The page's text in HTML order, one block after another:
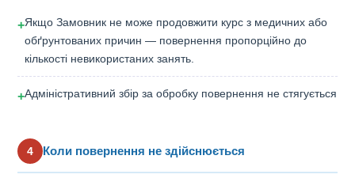
+Якщо Замовник не може продовжити курс з медичних або
обґрунтованих причин — повернення пропорційно до
кількості невикористаних занять.
+Адміністративний збір за обробку повернення не стягується
4 Коли повернення не здійснюється